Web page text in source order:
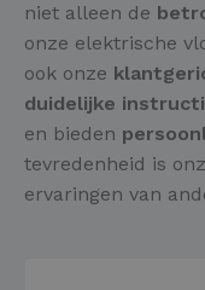
niet alleen de
onze elektrische
ook onze
duidelijke
en bieden
tevredenheid is
ervaringen van